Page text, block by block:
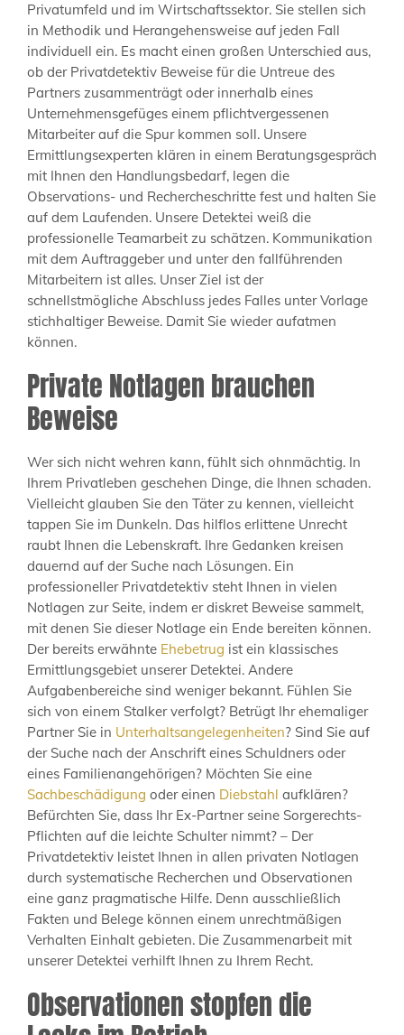
Privatumfeld und im Wirtschaftssektor. Sie stellen sich
in Methodik und Herangehensweise auf jeden Fall
individuell ein. Es macht einen großen Unterschied aus,
ob der Privatdetektiv Beweise für die Untreue des
Partners zusammenträgt oder innerhalb eines
Unternehmensgefüges einem pflichtvergessenen
Mitarbeiter auf die Spur kommen soll. Unsere
Ermittlungsexperten klären in einem Beratungsgespräch
mit Ihnen den Handlungsbedarf, legen die
Observations- und Rechercheschritte fest und halten Sie
auf dem Laufenden. Unsere Detektei weiß die
professionelle Teamarbeit zu schätzen. Kommunikation
mit dem Auftraggeber und unter den fallführenden
Mitarbeitern ist alles. Unser Ziel ist der
schnellstmögliche Abschluss jedes Falles unter Vorlage
stichhaltiger Beweise. Damit Sie wieder aufatmen
können.
Private Notlagen brauchen
Beweise
Wer sich nicht wehren kann, fühlt sich ohnmächtig. In
Ihrem Privatleben geschehen Dinge, die Ihnen schaden.
Vielleicht glauben Sie den Täter zu kennen, vielleicht
tappen Sie im Dunkeln. Das hilflos erlittene Unrecht
raubt Ihnen die Lebenskraft. Ihre Gedanken kreisen
dauernd auf der Suche nach Lösungen. Ein
professioneller Privatdetektiv steht Ihnen in vielen
Notlagen zur Seite, indem er diskret Beweise sammelt,
mit denen Sie dieser Notlage ein Ende bereiten können.
Der bereits erwähnte Ehebetrug ist ein klassisches
Ermittlungsgebiet unserer Detektei. Andere
Aufgabenbereiche sind weniger bekannt. Fühlen Sie
sich von einem Stalker verfolgt? Betrügt Ihr ehemaliger
Partner Sie in Unterhaltsangelegenheiten? Sind Sie auf
der Suche nach der Anschrift eines Schuldners oder
eines Familienangehörigen? Möchten Sie eine
Sachbeschädigung oder einen Diebstahl aufklären?
Befürchten Sie, dass Ihr Ex-Partner seine Sorgerechts-
Pflichten auf die leichte Schulter nimmt? – Der
Privatdetektiv leistet Ihnen in allen privaten Notlagen
durch systematische Recherchen und Observationen
eine ganz pragmatische Hilfe. Denn ausschließlich
Fakten und Belege können einem unrechtmäßigen
Verhalten Einhalt gebieten. Die Zusammenarbeit mit
unserer Detektei verhilft Ihnen zu Ihrem Recht.
Observationen stopfen die